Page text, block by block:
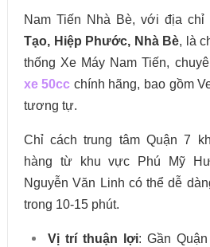
Nam Tiến Nhà Bè, với địa chỉ
Tạo, Hiệp Phước, Nhà Bè, là
thống Xe Máy Nam Tiến,
xe 50cc chính hãng, bao gồm
tương tự.
Chỉ cách trung tâm Quận 7
hàng từ khu vực Phú Mỹ
Nguyễn Văn Linh có thể dễ
trong 10-15 phút.
Vị trí thuận lợi: Gần